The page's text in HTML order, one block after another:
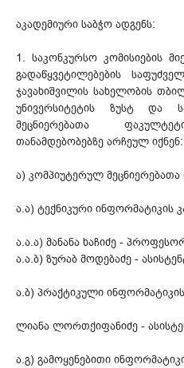
აკადემიური საბჭო ადგენს:
1. საკონკურსო კომისიების
გადაწყვეტილებების
ჯავახიშვილის სახელობის
უნივერსიტეტის ზუსტ და
მეცნიერებათა
თანამდებობებზე არჩეულ იქნენ:
ა) კომპიუტერულ მეცნიერებათა
ა.ა) ტექნიკური ინფორმატიკის
ა.ა.ა) მანანა ხაჩიძე -
ა.ა.ბ) ზურაბ მოდებაძე -
ა.ბ) პრაქტიკული
ლიანა ლორთქიფანიძე -
ა.გ) გამოყენებითი